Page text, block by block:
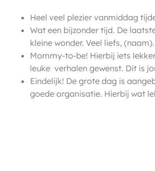
Heel veel plezier vanmiddag
Wat een bijzonder tijd. De
kleine wonder. Veel liefs, (naam).
Mommy-to-be! Hierbij iets
leuke verhalen gewenst. Dit is
Eindelijk! De grote dag is
goede organisatie. Hierbij wat